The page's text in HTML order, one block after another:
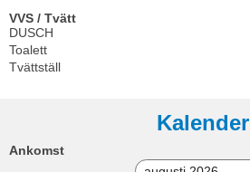
VVS / Tvätt
DUSCH
Toalett
Tvättställ
Kalender
Ankomst